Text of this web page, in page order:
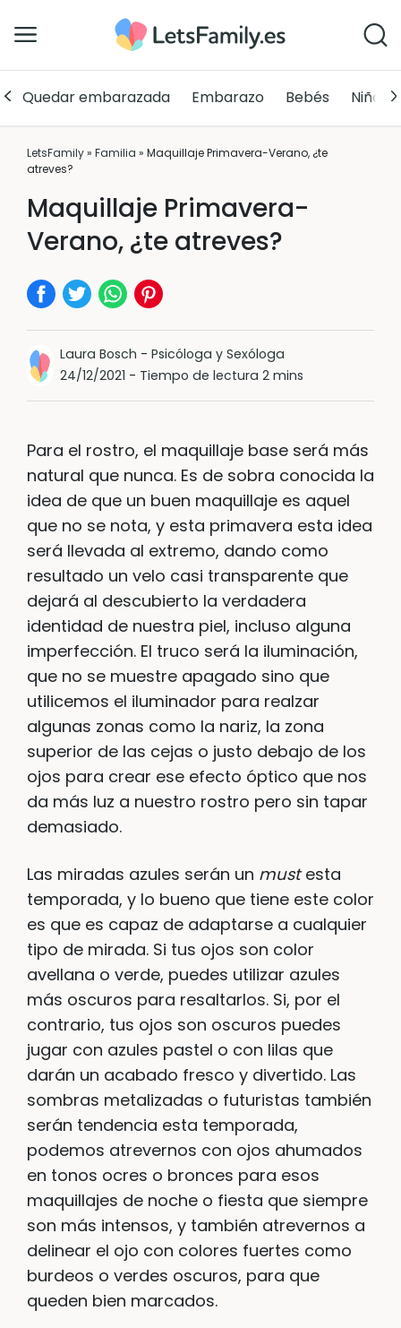
Quedar embarazada Embarazo Bebés Niños
LetsFamily» Familia » Maquillaje Primavera-Verano, ¿te
atreves?
Maquillaje Primavera-
Verano, ¿te atreves?
Laura Bosch -Psicóloga y Sexóloga
24/12/2021 - Tiempo de lectura 2 mins
Para el rostro, el maquillaje base será más
natural que nunca. Es de sobra conocida la
idea de que un buen maquillaje es aquel
que no se nota, y esta primavera esta idea
será llevada al extremo, dando como
resultado un velo casi transparente que
dejará al descubierto la verdadera
identidad de nuestra piel, incluso alguna
imperfección. El truco será la iluminación,
que no se muestre apagado sino que
utilicemos el iluminador para realzar
algunas zonas como la nariz, la zona
superior de las cejas o justo debajo de los
ojos para crear ese efecto óptico que nos
da más luz a nuestro rostro pero sin tapar
demasiado.
Las miradas azules serán un mustesta
temporada, y lo bueno que tiene este color
es que es capaz de adaptarse a cualquier
tipo de mirada. Si tus ojos son color
avellana o verde, puedes utilizar azules
más oscuros para resaltarlos. Si, por el
contrario, tus ojos son oscuros puedes
jugar con azules pastel o con lilas que
darán un acabado fresco y divertido. Las
sombras metalizadas o futuristas también
serán tendencia esta temporada,
podemos atrevernos con ojos ahumados
en tonos ocres o bronces para esos
maquillajes de noche o fiesta que siempre
son más intensos, y también atrevernos a
delinear el ojo con colores fuertes como
burdeos o verdes oscuros, para que
queden bien marcados.